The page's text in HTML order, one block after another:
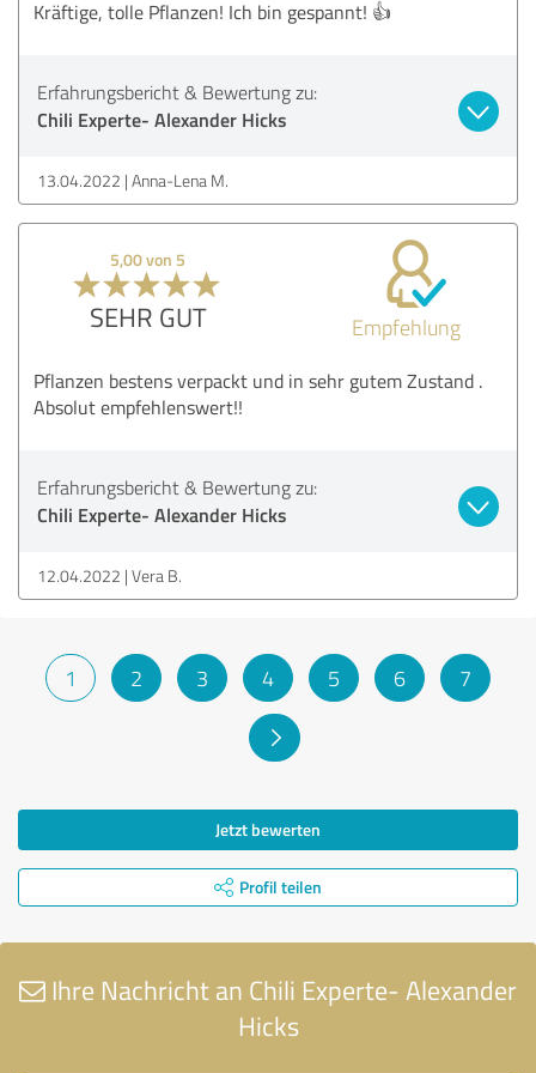
Kräftige, tolle Pflanzen! Ich bin gespannt! 👍
Erfahrungsbericht & Bewertung zu:
Chili Experte- Alexander Hicks
13.04.2022 Anna-Lena M.
5,00 von 5
SEHR GUT Empfehlung
Pflanzen bestens verpackt und in sehr gutem Zustand .
Absolut empfehlenswert!!
Erfahrungsbericht & Bewertung zu:
Chili Experte- Alexander Hicks
12.04.2022 Vera B.
1 2 3 4 5 6 7
Jetzt bewerten
Profil teilen
Ihre Nachricht an Chili Experte- Alexander
Hicks